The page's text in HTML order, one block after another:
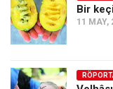
Bir
11 MAY,